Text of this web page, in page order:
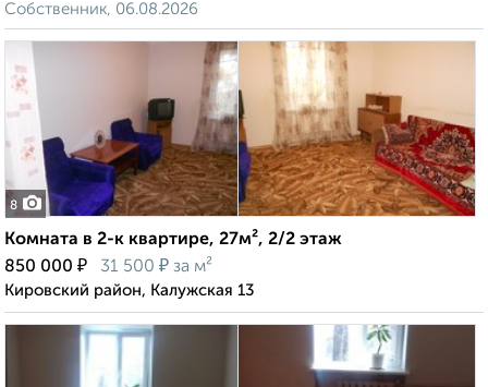
Собственник, 06.08.2026
8
Комната в 2-к квартире, 27м², 2/2 этаж
850 000 ₽ 31 500 ₽ за м²
Кировский район, Калужская 13